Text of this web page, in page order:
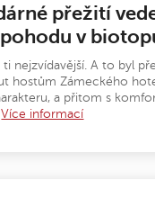
přežití
v
nejzvídavější. A to byl
hostům Zámeckého
a přitom s
Více informací